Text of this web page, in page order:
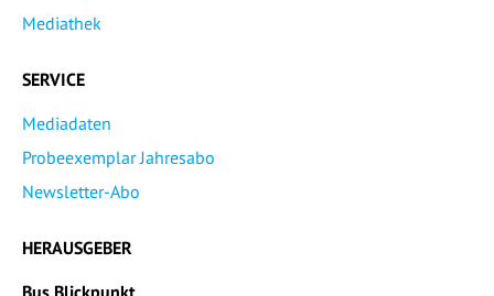
Mediathek
SERVICE
Mediadaten
Probeexemplar Jahresabo
Newsletter-Abo
HERAUSGEBER
Bus Blickpunkt